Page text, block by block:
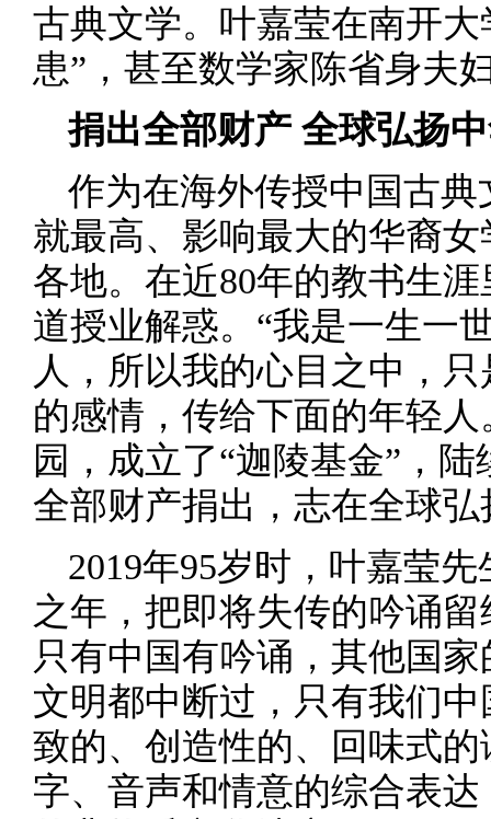
古典文学。叶嘉莹在南开
患”，甚至数学家陈省身夫
捐出全部财产 全球弘扬
作为在海外传授中国古
就最高、影响最大的华裔
各地。在近80年的教书生
道授业解惑。“我是一生一
人，所以我的心目之中，
的感情，传给下面的年轻
园，成立了“迦陵基金”，
全部财产捐出，志在全球
2019年95岁时，叶嘉莹
之年，把即将失传的吟诵
只有中国有吟诵，其他国
文明都中断过，只有我们
致的、创造性的、回味式
字、音声和情意的综合表